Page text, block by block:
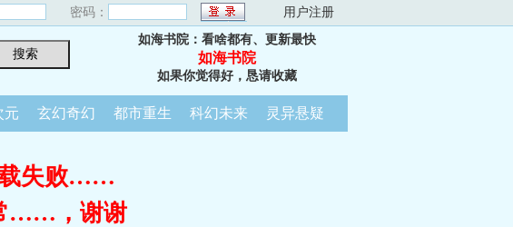
密码： 用户注册
如海书院：看啥都有、更新最快
如海书院
如果你觉得好，恳请收藏
元 玄幻奇幻 都市重生 科幻未来 灵异悬疑
载失败……
……，谢谢